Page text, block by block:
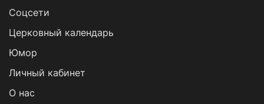
Cоцсети
Церковный календарь
Юмор
Личный кабинет
О нас